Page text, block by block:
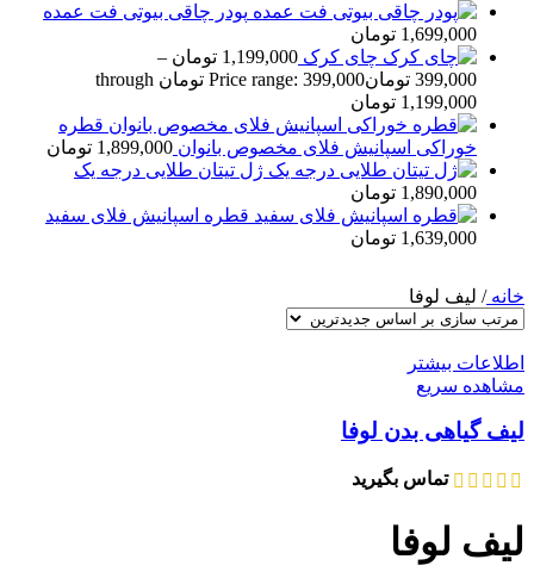
پودر چاقی بیوتی فت عمده
1,699,000 تومان
چای کرک 1,199,000 تومان –
399,000 تومان
Price range: 399,000 تومان through
1,199,000 تومان
قطره
خوراکی اسپانيش فلای مخصوص بانوان 1,899,000 تومان
ژل تيتان طلایی درجه يک
1,890,000 تومان
قطره اسپانيش فلای سفيد
1,639,000 تومان
خانه/ لیف لوفا
اطلاعات بیشتر
مشاهده سریع
لیف گیاهی بدن لوفا
تماس بگیرید
لیف لوفا